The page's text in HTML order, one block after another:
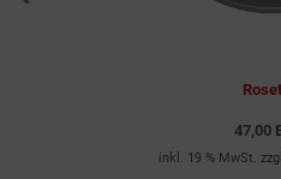
47,00
inkl. 19 % MwSt.